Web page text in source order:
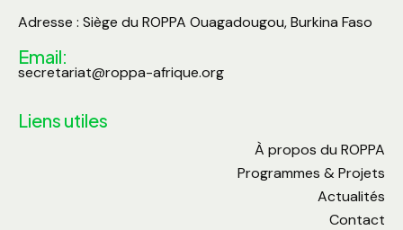
Adresse : Siège du ROPPA Ouagadougou, Burkina Faso
Email:
secretariat@roppa-afrique.org
Liens utiles
À propos du ROPPA
Programmes & Projets
Actualités
Contact